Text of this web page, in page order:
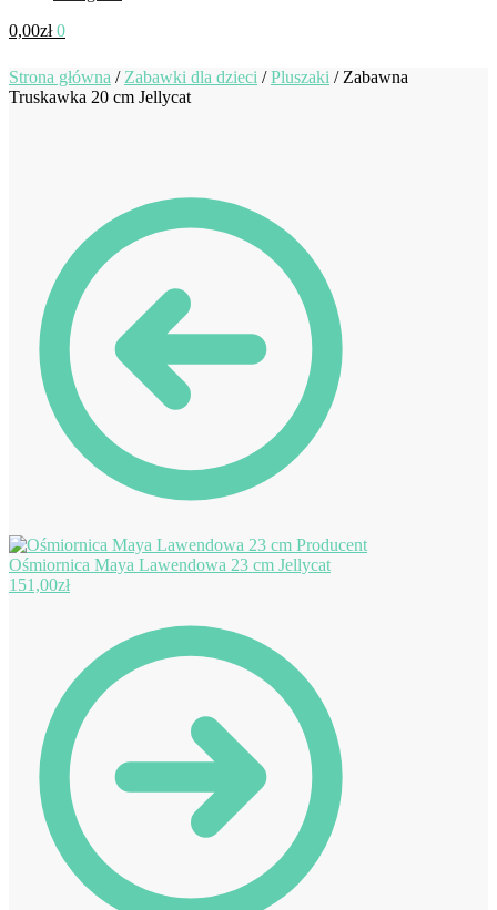
0,00zł 0
Strona główna / Zabawki dla dzieci /Pluszaki / Zabawna
Truskawka 20 cm Jellycat
Ośmiornica Maya Lawendowa 23 cm Jellycat
151,00zł